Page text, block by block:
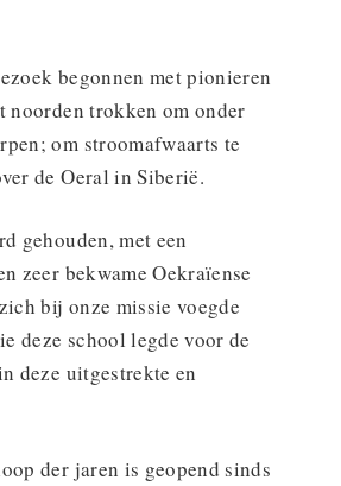
begonnen met pionieren
noorden trokken om onder
om stroomafwaarts te
de Oeral in Siberië.
gehouden, met een
zeer bekwame Oekraïense
bij onze missie voegde
deze school legde voor de
deze uitgestrekte en
der jaren is geopend sinds